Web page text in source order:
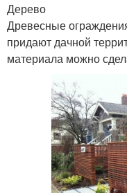
Дерево
Древесные
придают дачной
материала можно